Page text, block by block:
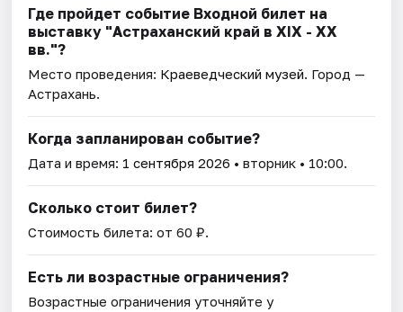
Где пройдет событие Входной билет на
выставку "Астраханский край в XIX - XX
вв."?
Место проведения: Краеведческий музей. Город —
Астрахань.
Когда запланирован событие?
Дата и время: 1 сентября 2026 • вторник • 10:00.
Сколько стоит билет?
Стоимость билета: от 60 ₽.
Есть ли возрастные ограничения?
Возрастные ограничения уточняйте у